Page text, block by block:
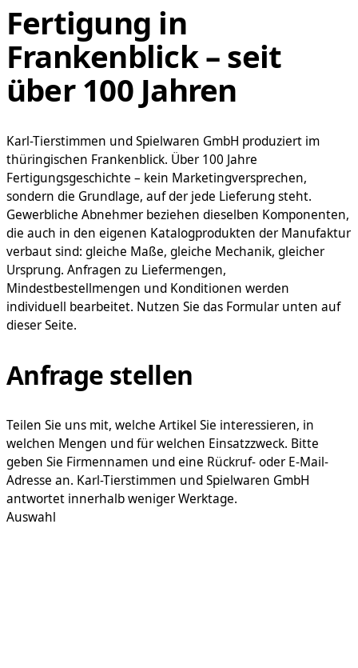
Fertigung in
Frankenblick – seit
über 100 Jahren
Karl-Tierstimmen und Spielwaren GmbH produziert im
thüringischen Frankenblick. Über 100 Jahre
Fertigungsgeschichte – kein Marketingversprechen,
sondern die Grundlage, auf der jede Lieferung steht.
Gewerbliche Abnehmer beziehen dieselben Komponenten,
die auch in den eigenen Katalogprodukten der Manufaktur
verbaut sind: gleiche Maße, gleiche Mechanik, gleicher
Ursprung. Anfragen zu Liefermengen,
Mindestbestellmengen und Konditionen werden
individuell bearbeitet. Nutzen Sie das Formular unten auf
dieser Seite.
Anfrage stellen
Teilen Sie uns mit, welche Artikel Sie interessieren, in
welchen Mengen und für welchen Einsatzzweck. Bitte
geben Sie Firmennamen und eine Rückruf- oder E-Mail-
Adresse an. Karl-Tierstimmen und Spielwaren GmbH
antwortet innerhalb weniger Werktage.
Auswahl